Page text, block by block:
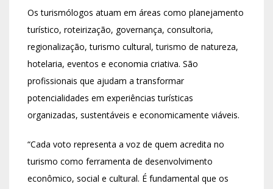
Os turismólogos atuam em áreas como planejamento
turístico, roteirização, governança, consultoria,
regionalização, turismo cultural, turismo de natureza,
hotelaria, eventos e economia criativa. São
profissionais que ajudam a transformar
potencialidades em experiências turísticas
organizadas, sustentáveis e economicamente viáveis.
“Cada voto representa a voz de quem acredita no
turismo como ferramenta de desenvolvimento
econômico, social e cultural. É fundamental que os